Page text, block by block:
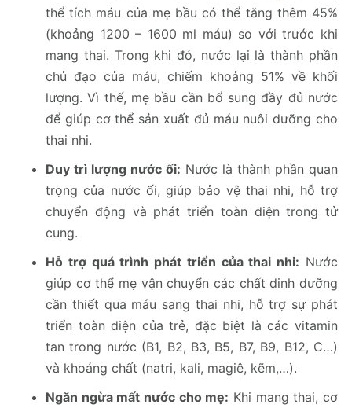
thể tích máu của mẹ bầu có thể tăng thêm 45%
(khoảng 1200 – 1600 ml máu) so với trước khi
mang thai. Trong khi đó, nước lại là thành phần
chủ đạo của máu, chiếm khoảng 51% về khối
lượng. Vì thế, mẹ bầu cần bổ sung đầy đủ nước
để giúp cơ thể sản xuất đủ máu nuôi dưỡng cho
thai nhi.
Duy trì lượng nước ối: Nước là thành phần quan
trọng của nước ối, giúp bảo vệ thai nhi, hỗ trợ
chuyển động và phát triển toàn diện trong tử
cung.
Hỗ trợ quá trình phát triển của thai nhi: Nước
giúp cơ thể mẹ vận chuyển các chất dinh dưỡng
cần thiết qua máu sang thai nhi, hỗ trợ sự phát
triển toàn diện của trẻ, đặc biệt là các vitamin
tan trong nước (B1, B2, B3, B5, B7, B9, B12, C…)
và khoáng chất (natri, kali, magiê, kẽm,…).
Ngăn ngừa mất nước cho mẹ: Khi mang thai, cơ